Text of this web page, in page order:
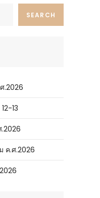
SEARCH
.2026
13
ค.ศ.2026